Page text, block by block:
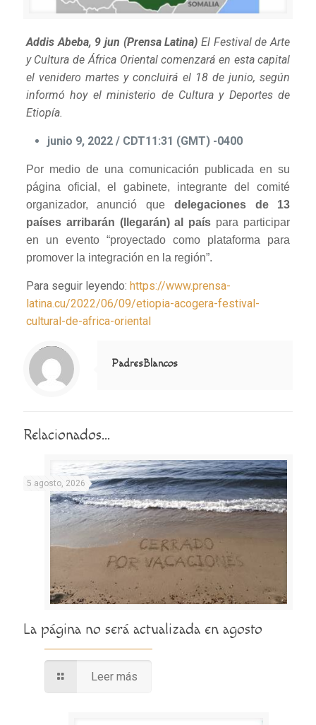
Addis Abeba, 9 jun (Prensa Latina) El Festival de Arte
y Cultura de África Oriental comenzará en esta capital
el venidero martes y concluirá el 18 de junio, según
informó hoy el ministerio de Cultura y Deportes de
Etiopía.
junio 9, 2022 / CDT11:31 (GMT) -0400
Por medio de una comunicación publicada en su
página oficial, el gabinete, integrante del comité
organizador, anunció que delegaciones de 13
países arribarán (llegarán) al país para participar
en un evento “proyectado como plataforma para
promover la integración en la región”.
Para seguir leyendo: https://www.prensa-
latina.cu/2022/06/09/etiopia-acogera-festival-
cultural-de-africa-oriental
Notice
: Trying to access array offset on value of type null in
/home/misioner/public_html/padresblancos/themes/betheme/includes/content-single.php
on line
286
PadresBlancos
Relacionados...
5 agosto, 2026
La página no será actualizada en agosto
Leer más